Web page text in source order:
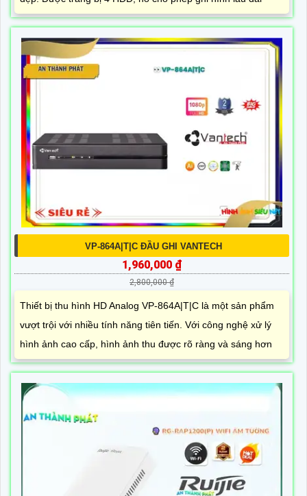
VP-864A|T|C ĐẦU GHI VANTECH
1,960,000 ₫
2,800,000 ₫
Thiết bị thu hình HD Analog VP-864A|T|C là một sản phẩm
vượt trội với nhiều tính năng tiên tiến. Với công nghệ xử lý
hình ảnh cao cấp, hình ảnh thu được rõ ràng và sáng hơn